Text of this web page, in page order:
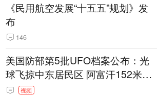
《民用航空发展“十五五”规划》发
布
146
美国防部第5批UFO档案公布：光
球飞掠中东居民区 阿富汗152米三
角形遮蔽星光
视频